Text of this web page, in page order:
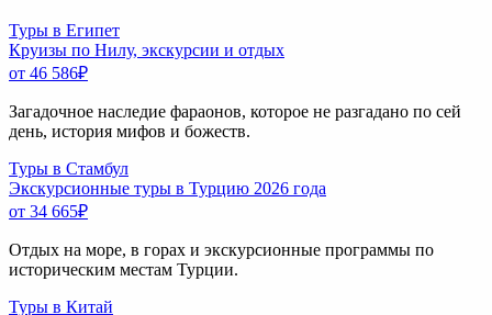
Туры в Египет
Круизы по Нилу, экскурсии и отдых
от 46 586₽
Загадочное наследие фараонов, которое не разгадано по сей
день, история мифов и божеств.
Туры в Стамбул
Экскурсионные туры в Турцию 2026 года
от 34 665₽
Отдых на море, в горах и экскурсионные программы по
историческим местам Турции.
Туры в Китай